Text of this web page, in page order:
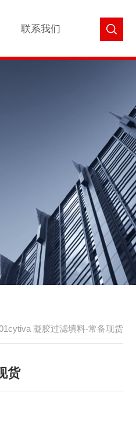
联系我们
凝胶过滤填料-常备现货
货